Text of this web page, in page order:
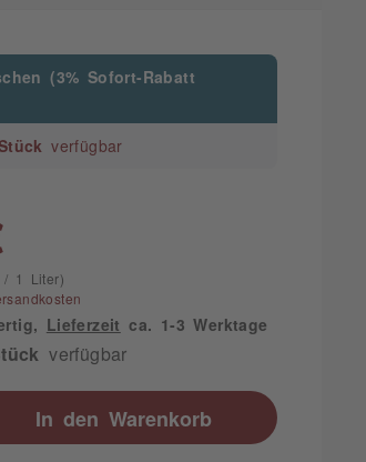
(3% Sofort-Rabatt
verfügbar
/ 1 Liter)
Lieferzeit ca. 1-3 Werktage
verfügbar
In den Warenkorb